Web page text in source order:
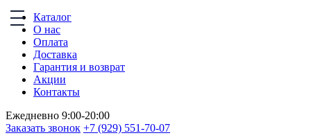
Каталог
О нас
Оплата
Доставка
Гарантия и возврат
Акции
Контакты
Ежедневно 9:00-20:00
Заказать звонок +7 (929) 551-70-07